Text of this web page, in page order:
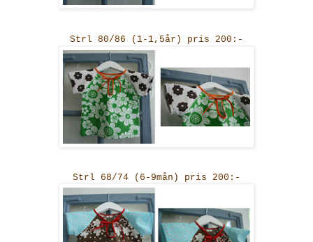
Strl 80/86 (1-1,5år) pris 200:-
Strl 68/74 (6-9mån) pris 200:-